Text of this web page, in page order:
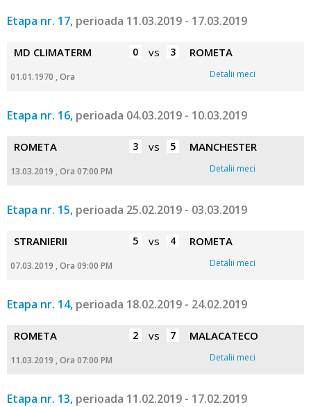
Etapa nr. 17, perioada 11.03.2019 - 17.03.2019
MD CLIMATERM 0 vs 3 ROMETA
01.01.1970 , Ora Detalii meci
Etapa nr. 16, perioada 04.03.2019 - 10.03.2019
ROMETA 3 vs 5 MANCHESTER
13.03.2019 , Ora 07:00 PM Detalii meci
Etapa nr. 15, perioada 25.02.2019 - 03.03.2019
STRANIERII 5 vs 4 ROMETA
07.03.2019 , Ora 09:00 PM Detalii meci
Etapa nr. 14, perioada 18.02.2019 - 24.02.2019
ROMETA 2 vs 7 MALACATECO
11.03.2019 , Ora 07:00 PM Detalii meci
Etapa nr. 13, perioada 11.02.2019 - 17.02.2019